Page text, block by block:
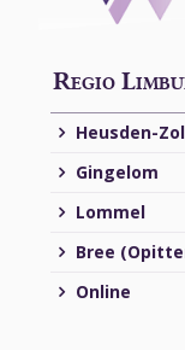
Regio
Heusden-
Gingelom
Lommel
Bree
Online